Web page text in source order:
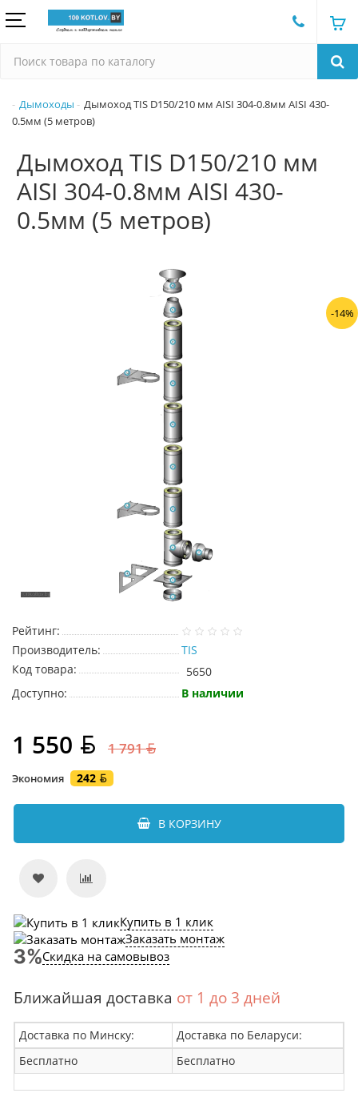
Дымоходы
Дымоход TIS D150/210 мм AISI 304-0.8мм AISI 430-
0.5мм (5 метров)
Дымоход TIS D150/210 мм
AISI 304-0.8мм AISI 430-
0.5мм (5 метров)
-14%
Рейтинг:
Производитель:
TIS
Код товара:
5650
Доступно:
В наличии
1 550 1 791
Экономия 242
В КОРЗИНУ
Купить в 1 клик
Заказать монтаж
Скидка на самовывоз
Ближайшая доставка от 1 до 3 дней
Доставка по Минску:
Доставка по Беларуси:
Бесплатно
Бесплатно